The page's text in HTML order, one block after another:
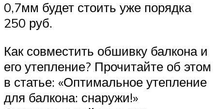
0,7мм будет стоить уже порядка
250 руб.
Как совместить обшивку балкона и
его утепление? Прочитайте об этом
в статье: «Оптимальное утепление
для балкона: снаружи!»